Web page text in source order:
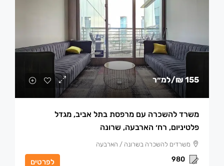
155 ₪ /למ״ר
משרד להשכרה עם מרפסת בתל אביב, מגדל
פלטיניום, רח׳ הארבעה, שרונה
משרדים להשכרה בשרונה / הארבעה
980 לפרטים